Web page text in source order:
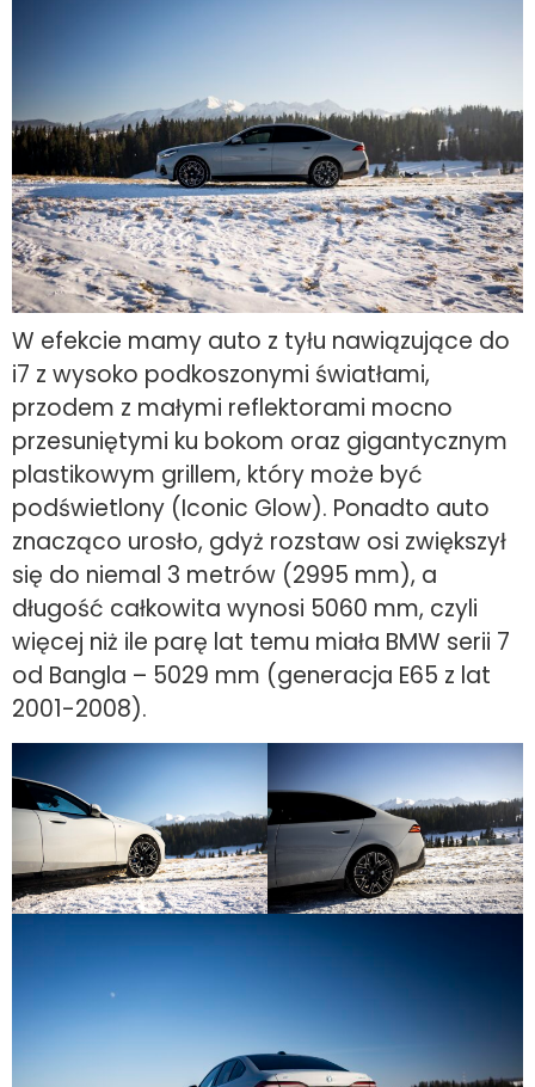
W efekcie mamy auto z tyłu nawiązujące do
i7 z wysoko podkoszonymi światłami,
przodem z małymi reflektorami mocno
przesuniętymi ku bokom oraz gigantycznym
plastikowym grillem, który może być
podświetlony (Iconic Glow). Ponadto auto
znacząco urosło, gdyż rozstaw osi zwiększył
się do niemal 3 metrów (2995 mm), a
długość całkowita wynosi 5060 mm, czyli
więcej niż ile parę lat temu miała BMW serii 7
od Bangla – 5029 mm (generacja E65 z lat
2001-2008).